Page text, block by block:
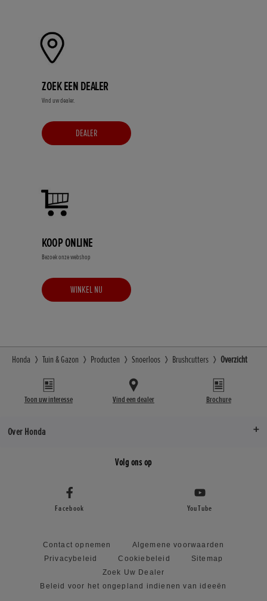
ZOEK EEN DEALER
Vind uw dealer.
DEALER
KOOP ONLINE
Bezoek onze webshop
WINKEL NU
Honda Tuin & Gazon Producten Snoerloos Brushcutters Overzicht
Toon uw interesse Vind een dealer Brochure
Over Honda
Volg ons op
Facebook YouTube
Contact opnemen
Algemene voorwaarden
Privacybeleid
Cookiebeleid
Sitemap
Zoek Uw Dealer
Beleid voor het ongepland indienen van ideeën